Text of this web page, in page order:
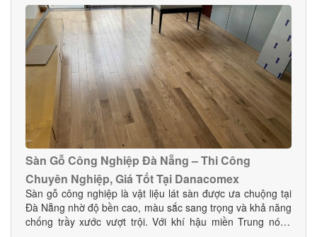
tại Đà Nẵng.
Sàn Gỗ Công Nghiệp Đà Nẵng – Thi Công
Chuyên Nghiệp, Giá Tốt Tại Danacomex
Sàn gỗ công nghiệp là vật liệu lát sàn được ưa chuộng tại
Đà Nẵng nhờ độ bền cao, màu sắc sang trọng và khả năng
chống trầy xước vượt trội. Với khí hậu miền Trung nóng